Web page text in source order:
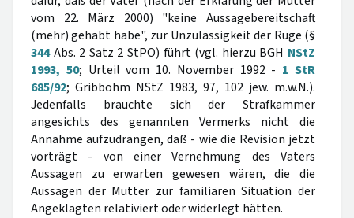
vom 22. März 2000) "keine Aussagebereitschaft
(mehr) gehabt habe", zur Unzulässigkeit der Rüge (§
344Abs. 2 Satz 2 StPO) führt (vgl. hierzu BGH NStZ
1993, 50; Urteil vom 10. November 1992 - 1 StR
685/92; Gribbohm NStZ 1983, 97, 102 jew. m.w.N.).
Jedenfalls brauchte sich der Strafkammer
angesichts des genannten Vermerks nicht die
Annahme aufzudrängen, daß - wie die Revision jetzt
vorträgt - von einer Vernehmung des Vaters
Aussagen zu erwarten gewesen wären, die die
Aussagen der Mutter zur familiären Situation der
Angeklagten relativiert oder widerlegt hätten.